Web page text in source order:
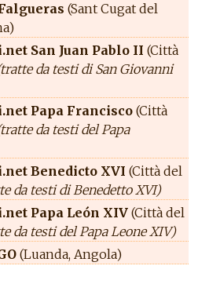
(Sant Cugat del
San Juan Pablo II (Città
da testi di San Giovanni
Papa Francisco (Città
da testi del Papa
Benedicto XVI (Città del
da testi di Benedetto XVI)
Papa León XIV (Città del
da testi del Papa Leone XIV)
(Luanda, Angola)